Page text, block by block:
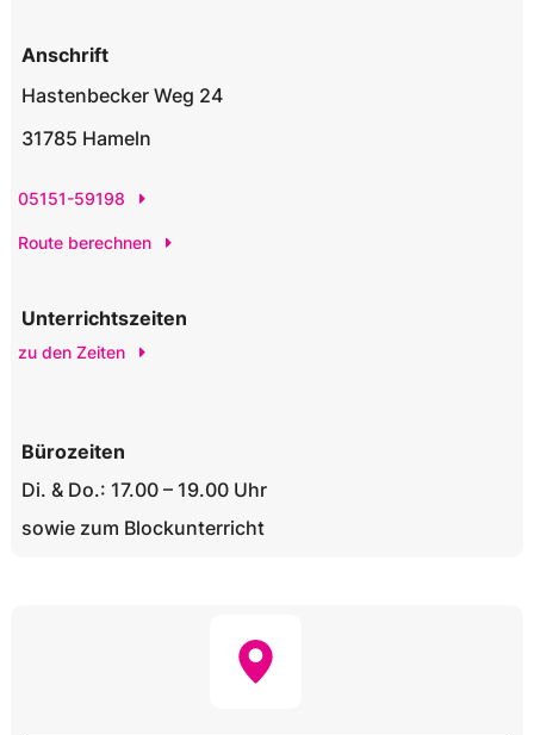
Anschrift
Hastenbecker Weg 24
31785 Hameln
05151-59198
Route berechnen
Unterrichtszeiten
zu den Zeiten
Bürozeiten
Di. & Do.: 17.00 – 19.00 Uhr
sowie zum Blockunterricht